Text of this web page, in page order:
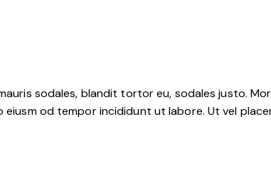
sodales, blandit tortor eu, sodales justo.
od tempor incididunt ut labore. Ut vel